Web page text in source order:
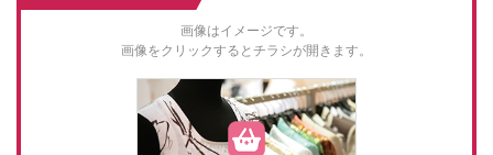
画像はイメージです。
画像をクリックするとチラシが開きます。